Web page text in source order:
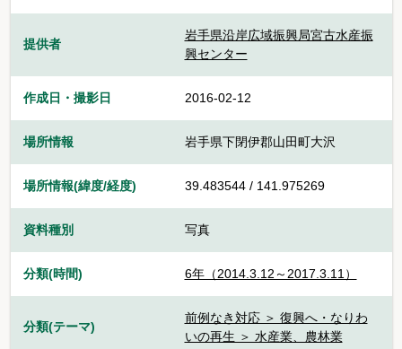
提供者
岩手県沿岸広域振興局宮古水産振
興センター
作成日・撮影日 2016-02-12
場所情報 岩手県下閉伊郡山田町大沢
場所情報(緯度/経度) 39.483544 / 141.975269
資料種別 写真
分類(時間) 6年（2014.3.12～2017.3.11）
分類(テーマ)
前例なき対応 ＞ 復興へ・なりわ
いの再生 ＞ 水産業、農林業